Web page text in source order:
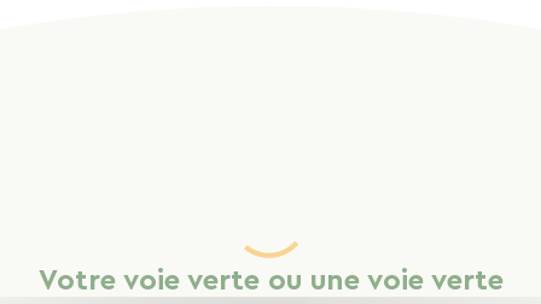
Votre voie verte ou une voie verte